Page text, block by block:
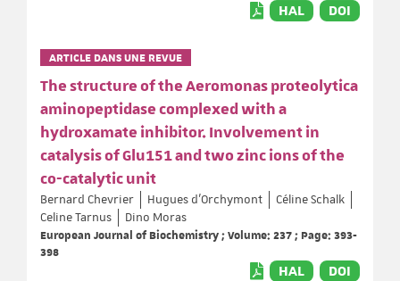
HAL DOI
ARTICLE DANS UNE REVUE
The structure of the Aeromonas proteolytica
aminopeptidase complexed with a
hydroxamate inhibitor. Involvement in
catalysis of Glu151 and two zinc ions of the
co-catalytic unit
Bernard Chevrier Hugues d'Orchymont
Céline Schalk
Celine Tarnus
Dino Moras
European Journal of Biochemistry ; Volume: 237 ; Page: 393-
398
HAL DOI